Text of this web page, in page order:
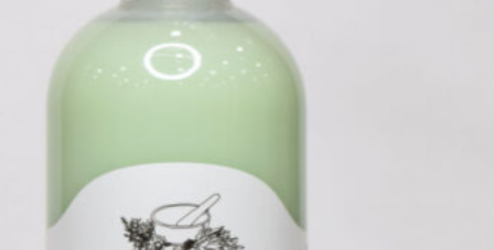
Reparação,
resistência da fibra,